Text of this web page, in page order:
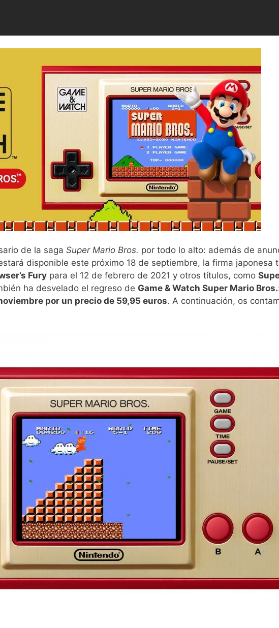
de la saga Super Mario Bros. por todo lo alto: además de
disponible este próximo 18 de septiembre, la firma japonesa
Fury para el 12 de febrero de 2021 y otros títulos, como
ha desvelado el regreso de Game & Watch Super Mario Bros.
por un precio de 59,95 euros. A continuación, os